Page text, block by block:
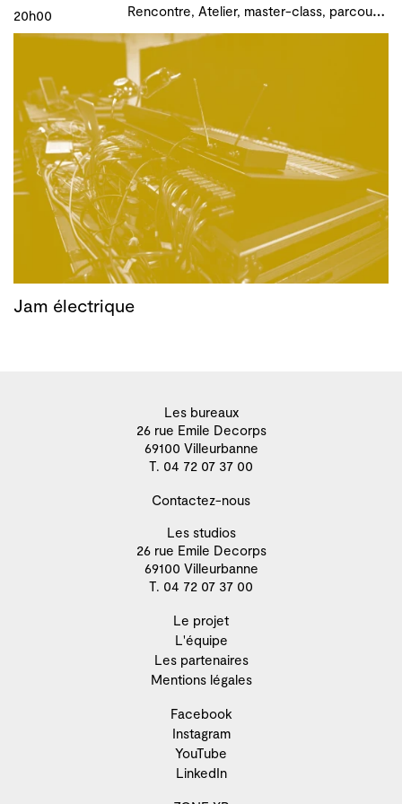
20h00 R
encontre, Atelier, master-class, parcours, B!ME 2024
Jam électrique
Les bureaux
26 rue Emile Decorps
69100 Villeurbanne
T. 04 72 07 37 00
Contactez-nous
Les studios
26 rue Emile Decorps
69100 Villeurbanne
T. 04 72 07 37 00
Le projet
L'équipe
Les partenaires
Mentions légales
Facebook
Instagram
YouTube
LinkedIn